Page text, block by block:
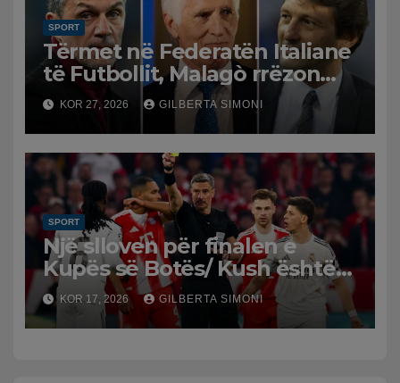
SPORT
Tërmet në Federatën Italiane
të Futbollit, Malagò rrëzon
Pirlon, Maldini-Leonardo drejt
dorëheqjes
KOR 27, 2026 GILBERTA SIMONI
SPORT
Një slloven për finalen e
Kupës së Botës/ Kush është
Slavko Vincic, arbitri që do të
vërë drejtësi në Spanjë-
Argjentinë
KOR 17, 2026 GILBERTA SIMONI